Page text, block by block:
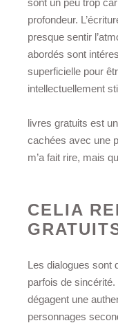
profondeur.
presque sentir
abordés sont
superficielle pour
intellectuellement
livres gratuits est
cachées avec une
m’a fait rire, mais
CELIA
Les dialogues sont
parfois de
dégagent une
personnages